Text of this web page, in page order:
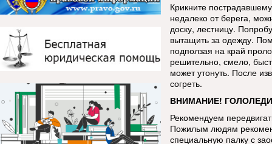
Крикните
недалеко от берега,
доску, лестницу.
вытащить за одежду.
подползая на край
решительно, смело,
может утонуть. После
согреть.
ВНИМАНИЕ!
Рекомендуем
Пожилым людям
специальную палку с